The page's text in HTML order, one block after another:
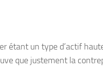
étant un type d’actif
que justement la